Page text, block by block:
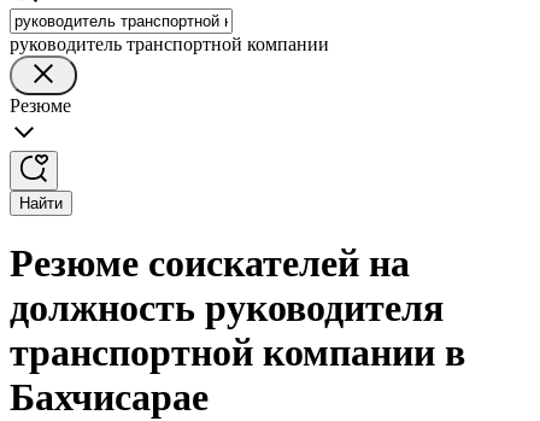
руководитель транспортной компании
Резюме
Найти
Резюме соискателей на
должность руководителя
транспортной компании в
Бахчисарае